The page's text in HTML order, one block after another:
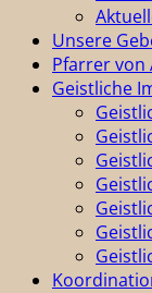
Unsere
Pfarrer von
Geistliche